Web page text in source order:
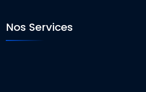
Nos Services